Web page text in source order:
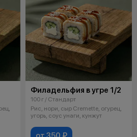
Филадельфия в угре 1/2
100 г / Стандарт
Рис, нори, сыр Cremette, огурец,
угорь, соус унаги, кунжут